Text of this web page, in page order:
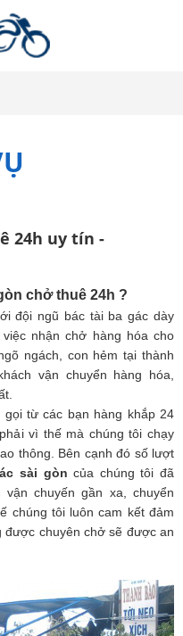
24h uy tín -
chở thuê 24h ?
đội ngũ bác tài ba gác dày
nhận chở hàng hóa cho
ngách, con hẻm tại thành
vận chuyển hàng hóa,
từ các bạn hàng khắp 24
vì thế mà chúng tôi chạy
thông. Bên cạnh đó số lượt
sài gòn của chúng tôi đã
chuyến gần xa, chuyển
chúng tôi luôn cam kết đảm
được chuyên chở sẽ được an